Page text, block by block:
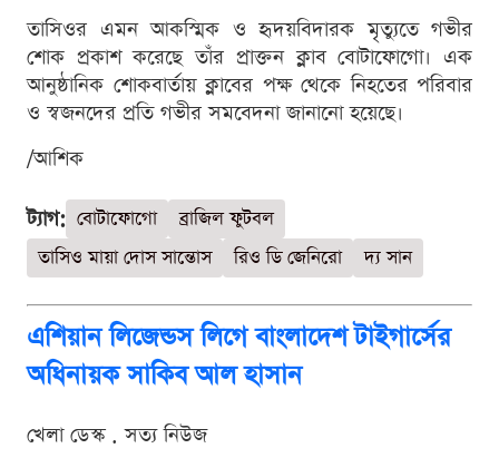
তাসিওর এমন আকস্মিক ও হৃদয়বিদারক মৃত্যুতে গভীর
শোক প্রকাশ করেছে তাঁর প্রাক্তন ক্লাব বোটাফোগো। এক
আনুষ্ঠানিক শোকবার্তায় ক্লাবের পক্ষ থেকে নিহতের পরিবার
ও স্বজনদের প্রতি গভীর সমবেদনা জানানো হয়েছে।
/আশিক
ট্যাগ: বোটাফোগো
ব্রাজিল ফুটবল
তাসিও মায়া দোস সান্তোস
রিও ডি জেনিরো দ্য সান
এশিয়ান লিজেন্ডস লিগে বাংলাদেশ টাইগার্সের
অধিনায়ক সাকিব আল হাসান
খেলা ডেস্ক . সত্য নিউজ